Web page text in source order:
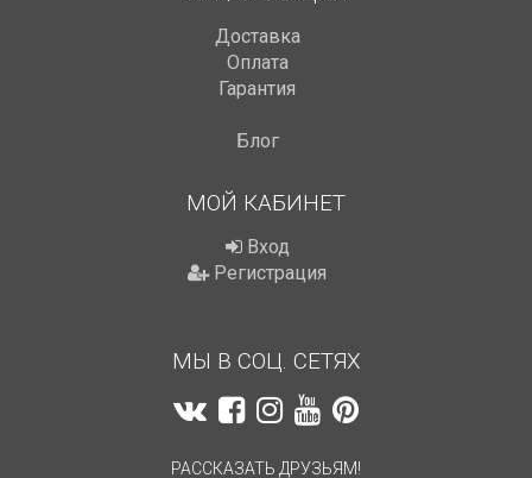
Доставка
Оплата
Гарантия
Блог
МОЙ КАБИНЕТ
Вход
Регистрация
МЫ В СОЦ. СЕТЯХ
РАССКАЗАТЬ ДРУЗЬЯМ!